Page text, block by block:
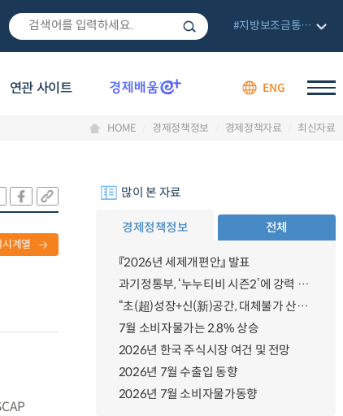
연관 사이트 ENG
#지방보조금통합관리망
HOME 경제정책정보 경제정책자료 최신자료
계열
많이 본 자료
경제정책정보 전체
『2026년 세제개편안』 발표
과기정통부, ‘누누티비 시즌2’에 강력 대응 의지 밝혀
“초(超)성장+신(新)공간, 대체불가 산업강국”
7월 소비자물가는 2.8% 상승
2026년 한국 주식시장 여건 및 전망
2026년 7월 수출입 동향
2026년 7월 소비자물가동향